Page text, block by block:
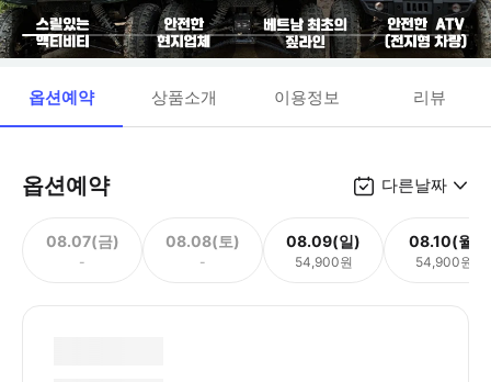
옵션예약 상품소개 이용정보 리뷰
옵션예약 다른날짜
08.07(금)
-
08.08(토)
-
08.09(일)
54,900원
08.10(월)
54,900원